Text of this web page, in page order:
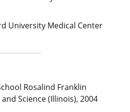
University Medical Center
Rosalind Franklin
Science (Illinois), 2004